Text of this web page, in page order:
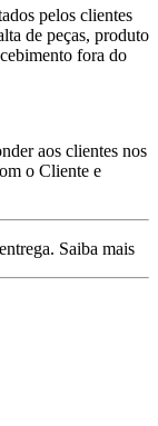
pelos clientes
de peças, produto
fora do
aos clientes nos
o Cliente e
Saiba mais